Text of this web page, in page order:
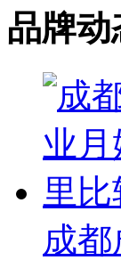
品牌动
成